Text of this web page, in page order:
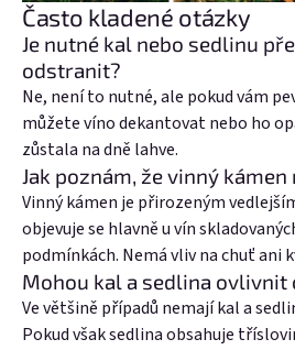
Často kladené otázky
Je nutné kal nebo sedlinu
odstranit?
Ne, není to nutné, ale pokud vám
můžete víno dekantovat nebo ho
zůstala na dně lahve.
Jak poznám, že vinný
Vinný kámen je přirozeným
objevuje se hlavně u vín
podmínkách. Nemá vliv na chuť ani
Mohou kal a sedlina ovlivnit
Ve většině případů nemají kal a
Pokud však sedlina obsahuje